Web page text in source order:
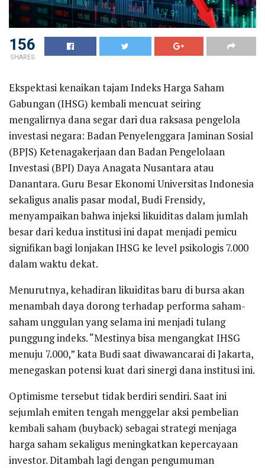
156
SHARES
Ekspektasi kenaikan tajam Indeks Harga Saham
Gabungan (IHSG) kembali mencuat seiring
mengalirnya dana segar dari dua raksasa pengelola
investasi negara: Badan Penyelenggara Jaminan Sosial
(BPJS) Ketenagakerjaan dan Badan Pengelolaan
Investasi (BPI) Daya Anagata Nusantara atau
Danantara. Guru Besar Ekonomi Universitas Indonesia
sekaligus analis pasar modal, Budi Frensidy,
menyampaikan bahwa injeksi likuiditas dalam jumlah
besar dari kedua institusi ini dapat menjadi pemicu
signifikan bagi lonjakan IHSG ke level psikologis 7.000
dalam waktu dekat.
Menurutnya, kehadiran likuiditas baru di bursa akan
menambah daya dorong terhadap performa saham-
saham unggulan yang selama ini menjadi tulang
punggung indeks. “Mestinya bisa mengangkat IHSG
menuju 7.000,” kata Budi saat diwawancarai di Jakarta,
menegaskan potensi kuat dari sinergi dana institusi ini.
Optimisme tersebut tidak berdiri sendiri. Saat ini
sejumlah emiten tengah menggelar aksi pembelian
kembali saham (buyback) sebagai strategi menjaga
harga saham sekaligus meningkatkan kepercayaan
investor. Ditambah lagi dengan pengumuman